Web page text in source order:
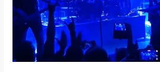
confirme
des
concerts